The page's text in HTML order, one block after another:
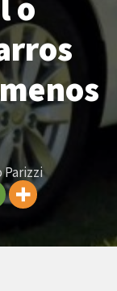
Parizzi